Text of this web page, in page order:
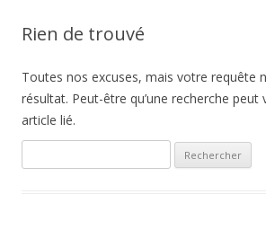
Rien de trouvé
Toutes nos excuses, mais votre requête
résultat. Peut-être qu’une recherche peut
article lié.